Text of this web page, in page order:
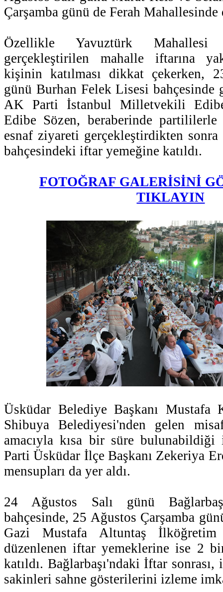
Çarşamba günü de Ferah
Özellikle Yavuztürk Mahallesi
gerçekleştirilen mahalle iftarına
kişinin katılması dikkat çekerken,
günü Burhan Felek Lisesi bahçesinde
AK Parti İstanbul Milletvekili
Edibe Sözen, beraberinde
esnaf ziyareti gerçekleştirdikten
bahçesindeki iftar yemeğine katıldı.
FOTOĞRAF GALERİSİNİ
TIKLAYIN
Üsküdar Belediye Başkanı Mustafa
Shibuya Belediyesi'nden gelen
amacıyla kısa bir süre
Parti Üsküdar İlçe Başkanı Zekeriya
mensupları da yer aldı.
24 Ağustos Salı günü
bahçesinde, 25 Ağustos Çarşamba
Gazi Mustafa Altuntaş İlköğretim
düzenlenen iftar yemeklerine ise 2
katıldı. Bağlarbaşı'ndaki İftar
sakinleri sahne gösterilerini izleme